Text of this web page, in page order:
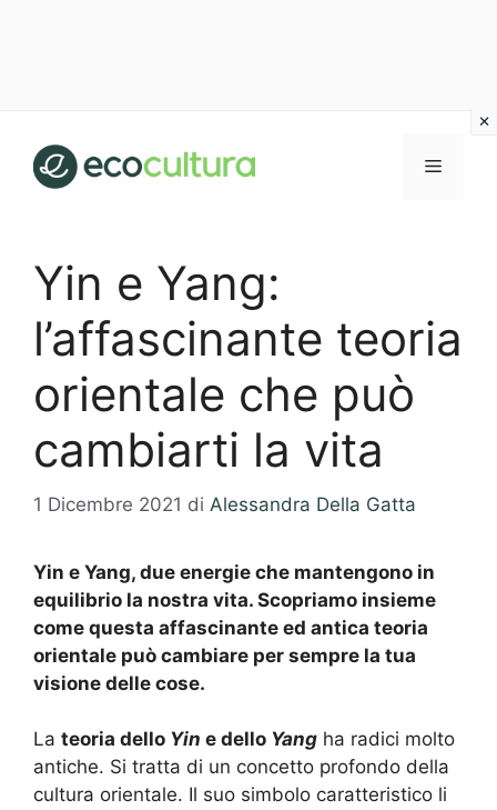
contenuto
MENU
Yin e Yang:
l’affascinante teoria
orientale che può
cambiarti la vita
1 Dicembre 2021 di Alessandra Della Gatta
Yin e Yang, due energie che mantengono in
equilibrio la nostra vita. Scopriamo insieme
come questa affascinante ed antica teoria
orientale può cambiare per sempre la tua
visione delle cose.
La teoria dello Yin e dello Yang ha radici molto
antiche. Si tratta di un concetto profondo della
cultura orientale. Il suo simbolo caratteristico li